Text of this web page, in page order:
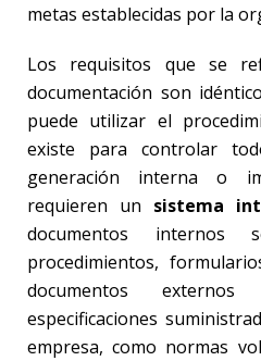
metas establecidas por la
Los requisitos que se
documentación son
puede utilizar el
existe para controlar
generación interna o
requieren un sistema
documentos internos
procedimientos,
documentos
especificaciones
empresa, como normas